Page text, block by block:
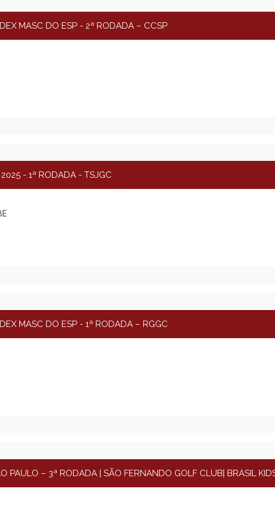
MASC DO ESP - 2ª RODADA – CCSP
- 1ª RODADA - TSJGC
MASC DO ESP - 1ª RODADA – RGGC
PAULO – 3ª RODADA | SÃO FERNANDO GOLF CLUB| BRASIL